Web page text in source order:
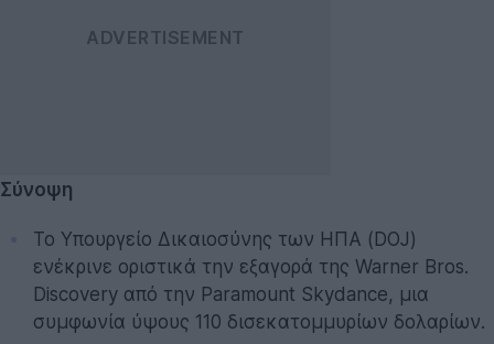
Σύνοψη
Το Υπουργείο Δικαιοσύνης των ΗΠΑ (DOJ)
ενέκρινε οριστικά την εξαγορά της Warner Bros.
Discovery από την Paramount Skydance, μια
συμφωνία ύψους 110 δισεκατομμυρίων δολαρίων.